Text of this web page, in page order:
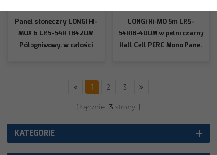
Panel słoneczny LONGI HI-
MOX 6 LR5-54HTB420M
Półogniwowy, w całości
LONGi Hi-MO 5m LR5-
54HIB-400M w pełni czarny
Hall Cell PERC Mono Panel
1 2 3
Łącznie 3 strony
KATEGORIE